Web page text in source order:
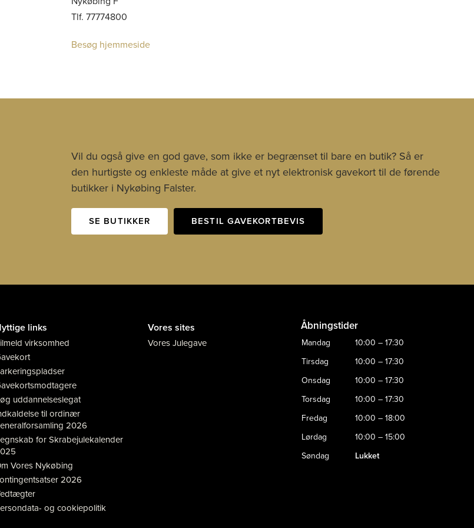
Tlf. 77774800
Besøg hjemmeside
Vil du også give en god gave, som ikke er begrænset til bare en butik? Så er
den hurtigste og enkleste måde at give et nyt elektronisk gavekort til de førende
butikker i Nykøbing Falster.
SE BUTIKKER BESTIL GAVEKORTBEVIS
links
virksomhed
uddannelseslegat
til ordinær
2026
for Skrabejulekalender
Vores Nykøbing
2026
og cookiepolitik
Vores sites
Vores Julegave
Åbningstider
Mandag
10:00 – 17:30
Tirsdag
10:00 – 17:30
Onsdag
10:00 – 17:30
Torsdag
10:00 – 17:30
Fredag
10:00 – 18:00
Lørdag
10:00 – 15:00
Søndag
Lukket